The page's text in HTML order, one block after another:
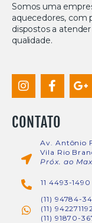
Somos uma
aquecedores, com
dispostos a
qualidade.
CONTATO
Av. Antônio
Vila Rio
Próx. ao
11 4493-1490
(11) 94784-
(11) 942271192
(11) 91870-